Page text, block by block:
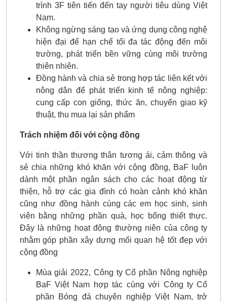
trình 3F tiên tiến đến tay người tiêu dùng Việt
Nam.
Không ngừng sáng tạo và ứng dụng công nghệ
hiện đại để hạn chế tối đa tác động đến môi
trường, phát triển bền vững cùng môi trường
thiên nhiên.
Đồng hành và chia sẻ trong hợp tác liên kết với
nông dân để phát triển kinh tế nông nghiệp:
cung cấp con giống, thức ăn, chuyển giao kỹ
thuật, thu mua lại sản phẩm
Trách nhiệm đối với cộng đồng
Với tinh thần thương thân tương ái, cảm thông và
sẻ chia những khó khăn với cộng đồng, BaF luôn
dành một phần ngân sách cho các hoạt động từ
thiện, hỗ trợ các gia đình có hoàn cảnh khó khăn
cũng như đồng hành cùng các em học sinh, sinh
viên bằng những phần quà, học bổng thiết thực.
Đây là những hoạt động thường niên của công ty
nhằm góp phần xây dựng mối quan hệ tốt đẹp với
cộng đồng
Mùa giải 2022, Công ty Cổ phần Nông nghiệp
BaF Việt Nam hợp tác cùng với Công ty Cổ
phần Bóng đá chuyên nghiệp Việt Nam, trở